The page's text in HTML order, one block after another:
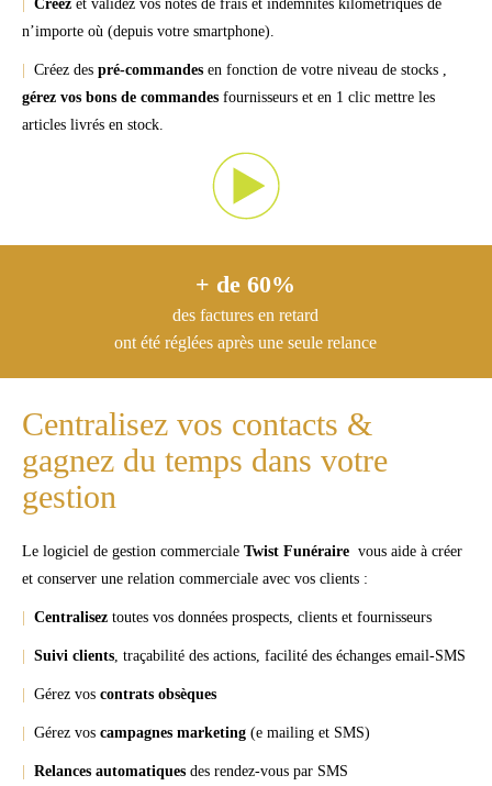
| Créez et validez vos notes de frais et indemnités kilométriques de
n’importe où (depuis votre smartphone).
| Créez des pré-commandes en fonction de votre niveau de stocks ,
gérez vos bons de commandes fournisseurs et en 1 clic mettre les
articles livrés en stock.
+ de 60%
des factures en retard
ont été réglées après une seule relance
Centralisez vos contacts &
gagnez du temps dans votre
gestion
Le logiciel de gestion commerciale Twist Funéraire vous aide à créer
et conserver une relation commerciale avec vos clients :
| Centralisez toutes vos données prospects, clients et fournisseurs
| Suivi clients , traçabilité des actions, facilité des échanges email-SMS
| Gérez vos contrats obsèques
| Gérez vos campagnes marketing (e mailing et SMS)
| Relances automatiques des rendez-vous par SMS